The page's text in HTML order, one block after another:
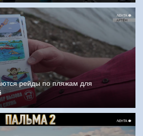
рейды по пляжам для